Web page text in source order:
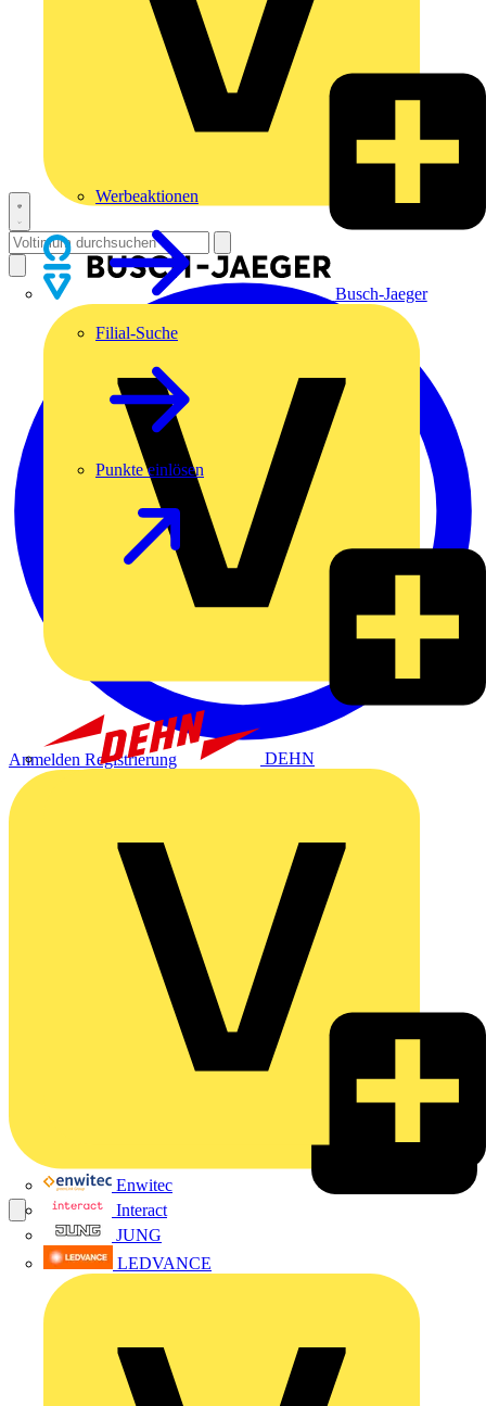
Busch-Jaeger
DEHN
Enwitec
Interact
JUNG
LEDVANCE
Werbeaktionen
Filial-Suche
Punkte einlösen
Anmelden Registrierung